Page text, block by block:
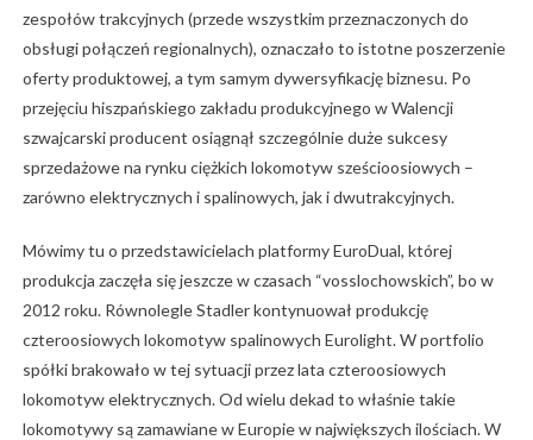
zespołów trakcyjnych (przede wszystkim przeznaczonych do
obsługi połączeń regionalnych), oznaczało to istotne poszerzenie
oferty produktowej, a tym samym dywersyfikację biznesu. Po
przejęciu hiszpańskiego zakładu produkcyjnego w Walencji
szwajcarski producent osiągnął szczególnie duże sukcesy
sprzedażowe na rynku ciężkich lokomotyw sześcioosiowych –
zarówno elektrycznych i spalinowych, jak i dwutrakcyjnych.
Mówimy tu o przedstawicielach platformy EuroDual, której
produkcja zaczęła się jeszcze w czasach “vosslochowskich”, bo w
2012 roku. Równolegle Stadler kontynuował produkcję
czteroosiowych lokomotyw spalinowych Eurolight. W portfolio
spółki brakowało w tej sytuacji przez lata czteroosiowych
lokomotyw elektrycznych. Od wielu dekad to właśnie takie
lokomotywy są zamawiane w Europie w największych ilościach. W